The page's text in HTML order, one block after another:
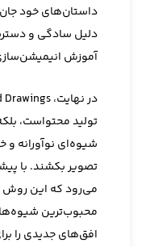
داستان‌های خود
دلیل سادگی و
آموزش
تولید محتواست،
شیوه‌ای نوآورانه و
تصویر بکشند. با
می‌رود که این روش
محبوب‌ترین
افق‌های جدیدی را